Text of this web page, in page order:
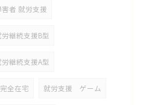
者 就労支援
継続支援B型
継続支援A型
全在宅 就労支援 ゲーム